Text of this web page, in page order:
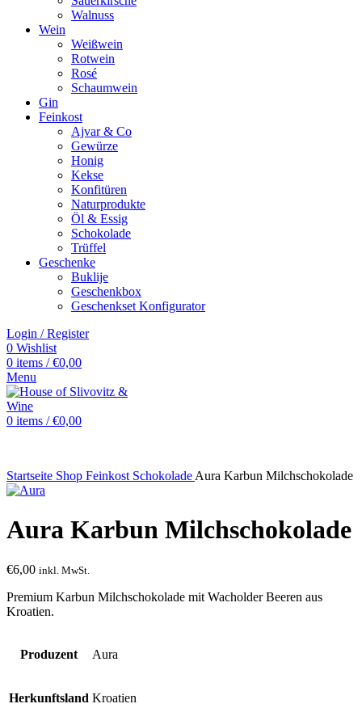
Walnuss
Wein
Weißwein
Rotwein
Rosé
Schaumwein
Gin
Feinkost
Ajvar & Co
Gewürze
Honig
Kekse
Konfitüren
Naturprodukte
Öl & Essig
Schokolade
Trüffel
Geschenke
Buklije
Geschenkbox
Geschenkset Konfigurator
Login / Register
0 Wishlist
0 items / €0,00
Menu
0 items / €0,00
Startseite Shop Feinkost Schokolade Aura Karbun Milchschokolade
Aura Karbun Milchschokolade
€6,00 inkl. MwSt.
Premium Karbun Milchschokolade mit Wacholder Beeren aus
Kroatien.
Produzent Aura
Herkunftsland Kroatien